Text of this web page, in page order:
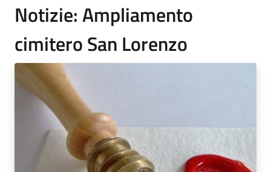
Notizie: Ampliamento
cimitero San Lorenzo